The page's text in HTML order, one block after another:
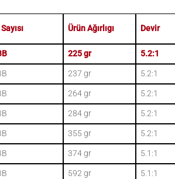
Ürün Ağırlıgı Devir
225 gr 5.2:1
237 gr 5.2:1
264 gr 5.2:1
284 gr 5.2:1
355 gr 5.2:1
374 gr 5.1:1
592 gr 5.1:1